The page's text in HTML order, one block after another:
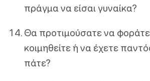
πράγμα να είσαι γυναίκα?
Θα προτιμούσατε να φοράτε
κοιμηθείτε ή να έχετε
πάτε?